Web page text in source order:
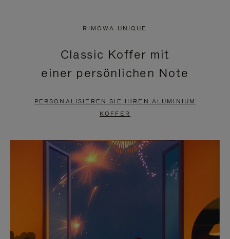
PAUSIERT,
BITTE
DRÜCKEN
ANZUHALTEN
KLICKEN
SIE
ZUM
AUFHEBEN
STUMMSCHALTUNG
RIMOWA UNIQUE
Classic Koffer mit
einer persönlichen Note
PERSONALISIEREN SIE IHREN ALUMINIUM
KOFFER